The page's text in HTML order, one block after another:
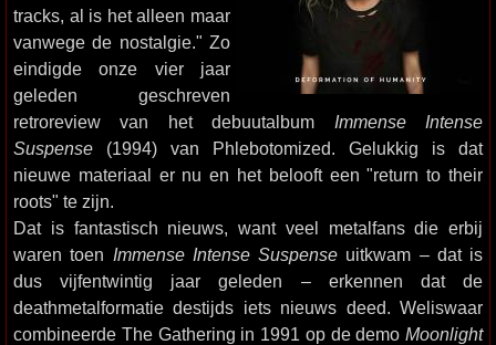
tracks, al is het alleen maar
vanwege de nostalgie." Zo
eindigde onze vier jaar
geleden geschreven
retroreview van het debuutalbum Immense Intense
Suspense (1994) van Phlebotomized. Gelukkig is dat
nieuwe materiaal er nu en het belooft een "return to their
roots" te zijn.
Dat is fantastisch nieuws, want veel metalfans die erbij
waren toen Immense Intense Suspense uitkwam – dat is
dus vijfentwintig jaar geleden – erkennen dat de
deathmetalformatie destijds iets nieuws deed. Weliswaar
combineerde The Gathering in 1991 op de demo Moonlight